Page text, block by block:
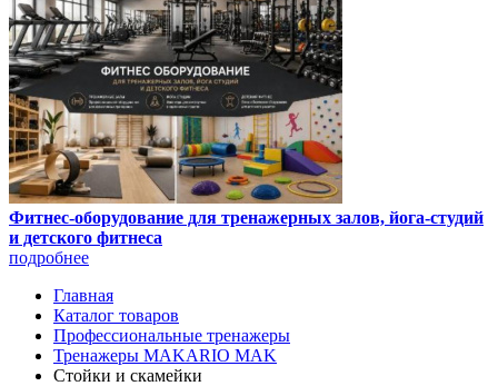
Фитнес-оборудование для тренажерных залов, йога-студий
и детского фитнеса
подробнее
Главная
Каталог товаров
Профессиональные тренажеры
Тренажеры MAKARIO MAK
Стойки и скамейки